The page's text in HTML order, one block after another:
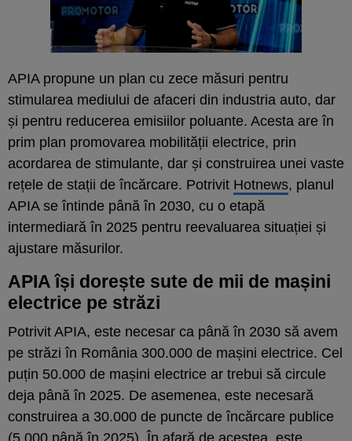
APIA propune un plan cu zece măsuri pentru
stimularea mediului de afaceri din industria auto, dar
și pentru reducerea emisiilor poluante. Acesta are în
prim plan promovarea mobilității electrice, prin
acordarea de stimulante, dar și construirea unei vaste
rețele de stații de încărcare. Potrivit Hotnews, planul
APIA se întinde până în 2030, cu o etapă
intermediară în 2025 pentru reevaluarea situației și
ajustare măsurilor.
APIA își dorește sute de mii de mașini
electrice pe străzi
Potrivit APIA, este necesar ca până în 2030 să avem
pe străzi în România 300.000 de mașini electrice. Cel
puțin 50.000 de mașini electrice ar trebui să circule
deja până în 2025. De asemenea, este necesară
construirea a 30.000 de puncte de încărcare publice
(5.000 până în 2025). În afară de acestea, este